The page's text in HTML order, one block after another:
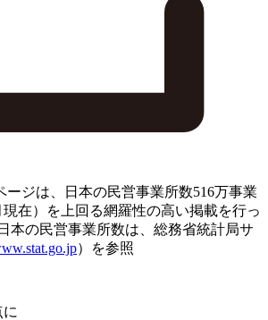
ジは、日本の民営事業所数516万事業
現在）を上回る網羅性の高い掲載を行っ
本の民営事業所数は、総務省統計局サ
）を参照